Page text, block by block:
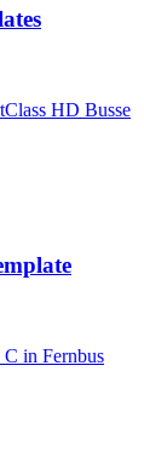
HD Busse
in Fernbus